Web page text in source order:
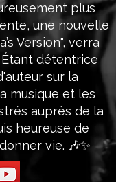
plus
une nouvelle
Version", verra
détentrice
sur la
musique et les
auprès de la
heureuse de
vie. 🎶✨